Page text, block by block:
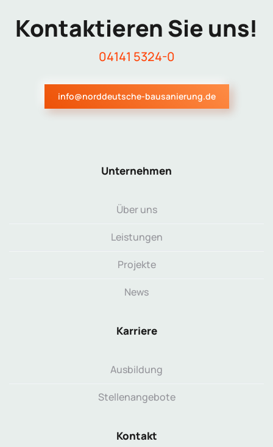
Kontaktieren Sie uns!
04141 5324-0
info@norddeutsche-bausanierung.de
Unternehmen
Über uns
Leistungen
Projekte
News
Karriere
Ausbildung
Stellenangebote
Kontakt